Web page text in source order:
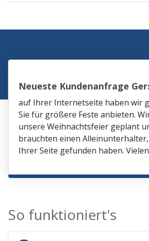
Neueste Kundenanfrage
auf Ihrer Internetseite haben wir
Sie für größere Feste anbieten.
unsere Weihnachtsfeier geplant
brauchten einen
Ihrer Seite gefunden haben.
So funktioniert's